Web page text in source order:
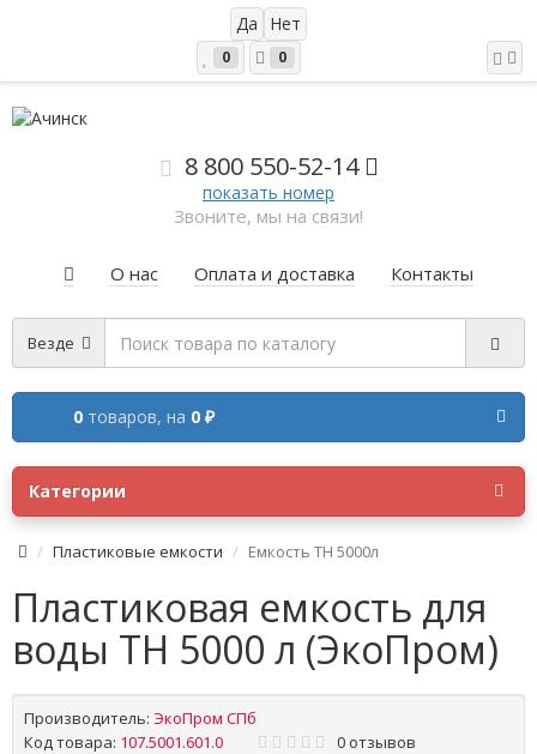
0 0
8 800 550-52-14
показать номер
Звоните, мы на связи!
О нас Оплата и доставка Контакты
Везде
0 товаров, на 0 ₽
Категории
Пластиковые емкости Емкость TH 5000л
Пластиковая емкость для
воды TH 5000 л (ЭкоПром)
Производитель: ЭкоПром СПб
Код товара: 107.5001.601.0 0 отзывов